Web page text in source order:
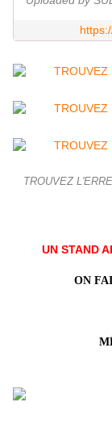
TROUVEZ
UN STAND
ON